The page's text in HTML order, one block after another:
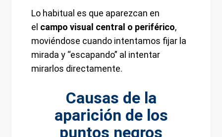
Lo habitual es que aparezcan en
el campo visual central o periférico,
moviéndose cuando intentamos fijar la
mirada y “escapando” al intentar
mirarlos directamente.
Causas de la
aparición de los
puntos negros